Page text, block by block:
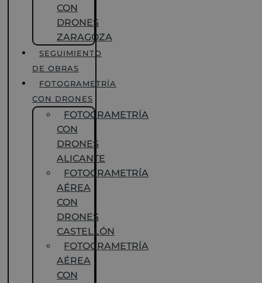
CON
DRONES
ZARAGOZA
SEGUIMIENTO
DE OBRAS
FOTOGRAMETRÍA
CON DRONES
FOTOGRAMETRÍA
CON
DRONES
ALICANTE
FOTOGRAMETRÍA
AÉREA
CON
DRONES
CASTELLÓN
FOTOGRAMETRÍA
AÉREA
CON